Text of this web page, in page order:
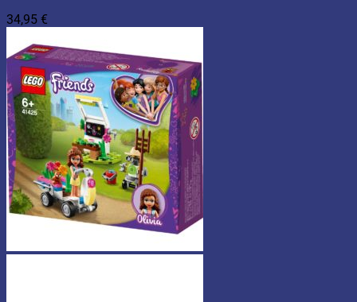
34,95 €